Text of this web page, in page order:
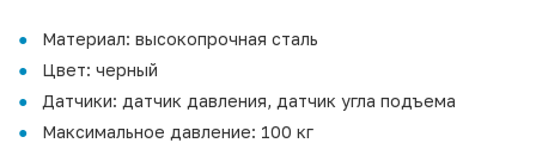
Материал: высокопрочная сталь
Цвет: черный
Датчики: датчик давления, датчик угла подъема
Максимальное давление: 100 кг